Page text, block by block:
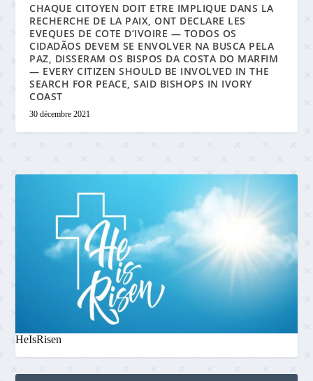
CHAQUE CITOYEN DOIT ETRE IMPLIQUE DANS LA
RECHERCHE DE LA PAIX, ONT DECLARE LES
EVEQUES DE COTE D’IVOIRE — TODOS OS
CIDADÃOS DEVEM SE ENVOLVER NA BUSCA PELA
PAZ, DISSERAM OS BISPOS DA COSTA DO MARFIM
— EVERY CITIZEN SHOULD BE INVOLVED IN THE
SEARCH FOR PEACE, SAID BISHOPS IN IVORY
COAST
30 décembre 2021
HeIsRisen